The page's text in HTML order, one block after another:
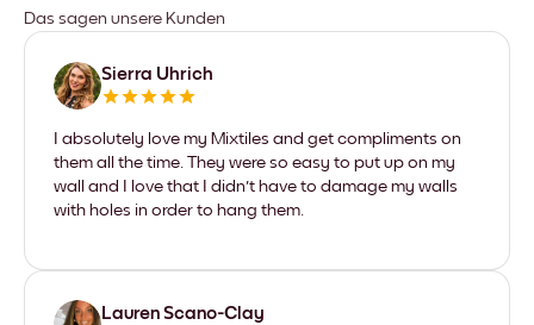
Das sagen unsere Kunden
Sierra Uhrich
I absolutely love my Mixtiles and get compliments on
them all the time. They were so easy to put up on my
wall and I love that I didn't have to damage my walls
with holes in order to hang them.
Lauren Scano-Clay